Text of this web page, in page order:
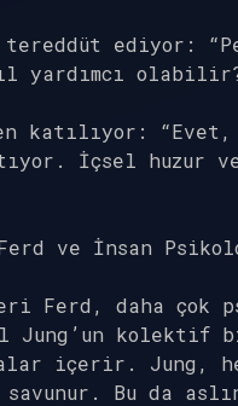
tereddüt ediyor:
yardımcı
katılıyor: “Evet,
İçsel huzur
Ferd ve İnsan
Ferd, daha
Jung’un kolektif
içerir. Jung,
Bu da